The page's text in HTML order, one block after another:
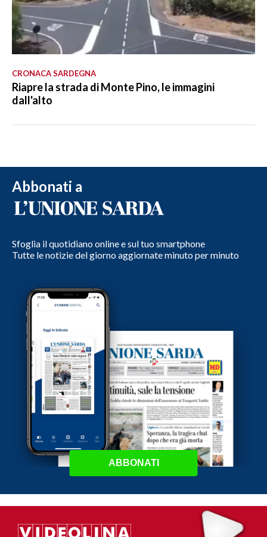
CRONACA SARDEGNA
Riapre la strada di Monte Pino, le immagini
dall'alto
Abbonati a
Sfoglia il quotidiano online e sul tuo smartphone
Tutte le notizie del giorno aggiornate minuto per minuto
ABBONATI